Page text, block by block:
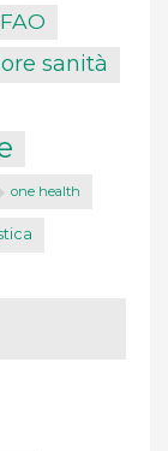
FAO
sanità
one health